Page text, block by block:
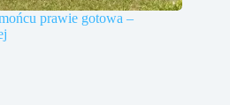
prawie gotowa –